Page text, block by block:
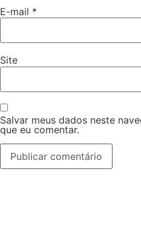
E-mail *
Site
Salvar meus dados neste
que eu comentar.